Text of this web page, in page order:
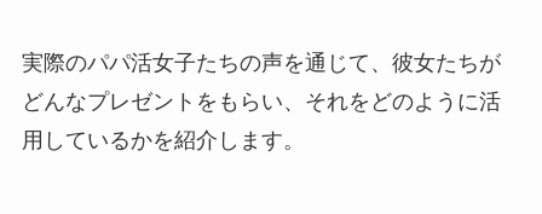
実際のパパ活女子たちの声を通じて、彼女たちが
どんなプレゼントをもらい、それをどのように活
用しているかを紹介します。